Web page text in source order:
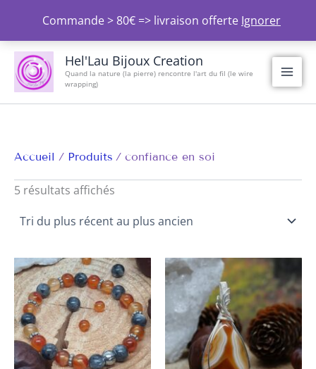
Commande > 80€ => livraison offerte Ignorer
contenu
Hel'Lau Bijoux Creation
Quand la nature (la pierre) rencontre l'art du fil (le wire
wrapping)
Accueil Produits confiance en soi
5 résultats affichés
Trié
du
plus
récent
plus